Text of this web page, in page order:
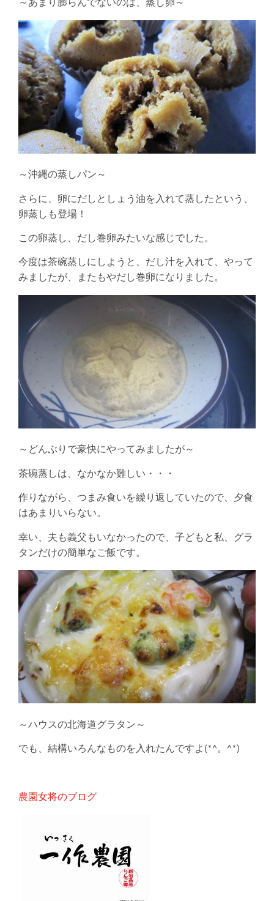
～あまり膨らんでないのは、蒸し卵～
～沖縄の蒸しパン～
さらに、卵にだしとしょう油を入れて蒸したという、
卵蒸しも登場！
この卵蒸し、だし巻卵みたいな感じでした。
今度は茶碗蒸しにしようと、だし汁を入れて、やって
みましたが、またもやだし巻卵になりました。
～どんぶりで豪快にやってみましたが～
茶碗蒸しは、なかなか難しい・・・
作りながら、つまみ食いを繰り返していたので、夕食
はあまりいらない。
幸い、夫も義父もいなかったので、子どもと私、グラ
タンだけの簡単なご飯です。
～ハウスの北海道グラタン～
でも、結構いろんなものを入れたんですよ(*^。^*)
農園女将のブログ